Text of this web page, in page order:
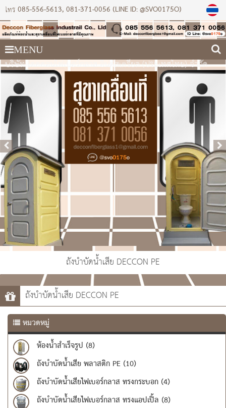
โทร 085-556-5613 081-371-0056 (LINE ID: @SVO0175O)
MENU
บริษัท เดคคอนไฟเบอร์กลาส อินดัสเตรียล (ประเทศไทย) จำกัด
ถังบำบัดน้ำเสีย DECCON PE
ถังบำบัดน้ำเสีย DECCON PE
หมวดหมู่
ห้องน้ำสำเร็จรูป (8)
ถังบำบัดน้ำเสีย พลาสติก PE (10)
ถังบำบัดน้ำเสียไฟเบอร์กลาส ทรงกระบอก (4)
ถังบำบัดน้ำเสียไฟเบอร์กลาส ทรงแอปเปิ้ล (8)